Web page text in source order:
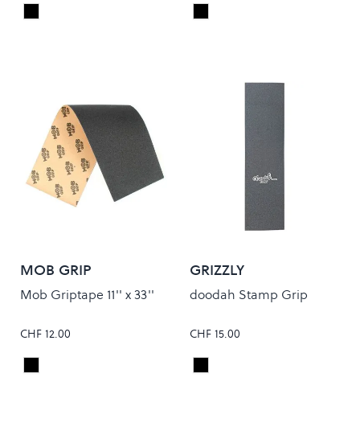
Colour
Black Colour
Black
MOB GRIP
Mob Griptape 11'' x 33''
CHF 12.00
Colour
Black
GRIZZLY
doodah Stamp Grip
CHF 15.00
Colour
Black